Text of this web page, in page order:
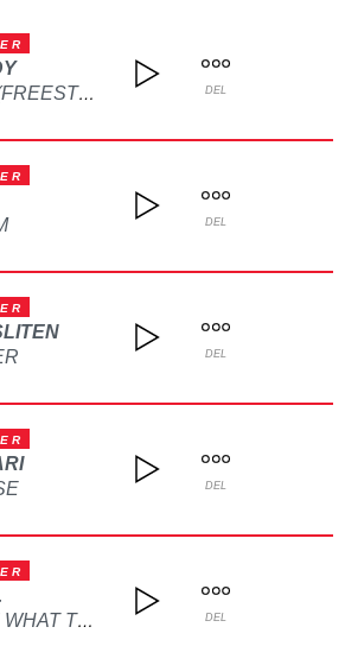
NAPOLI (FREESTYLE) DEL
DEL
DEL
DEL
TELL ME WHAT TO DO DEL